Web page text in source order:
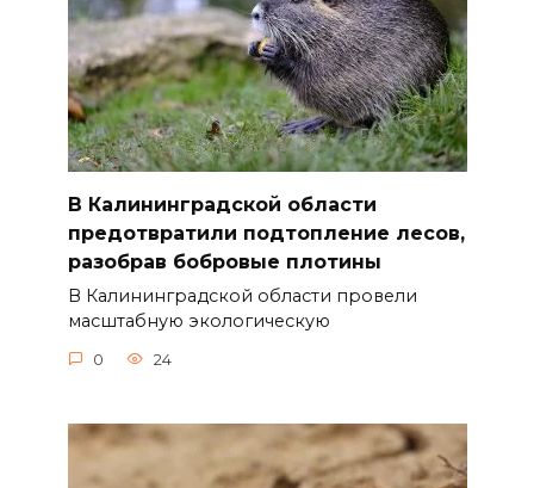
В Калининградской области
предотвратили подтопление лесов,
разобрав бобровые плотины
В Калининградской области провели
масштабную экологическую
0 24